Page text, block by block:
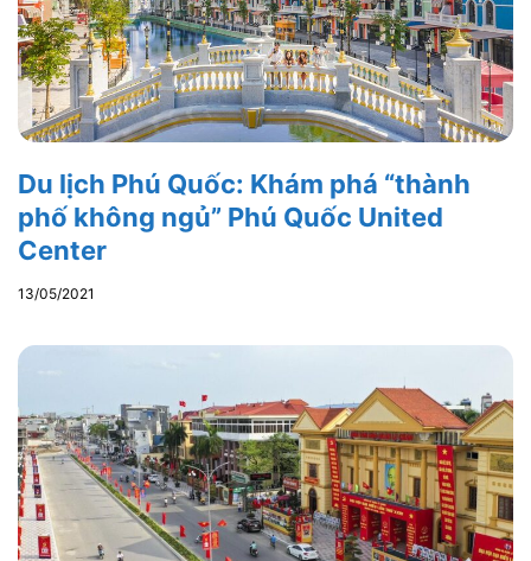
Du lịch Phú Quốc: Khám phá “thành
phố không ngủ” Phú Quốc United
Center
13/05/2021